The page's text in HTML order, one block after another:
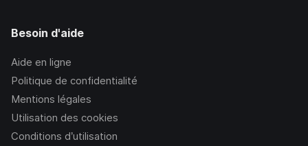
Besoin d'aide
Aide en ligne
Politique de confidentialité
Mentions légales
Utilisation des cookies
Conditions d’utilisation